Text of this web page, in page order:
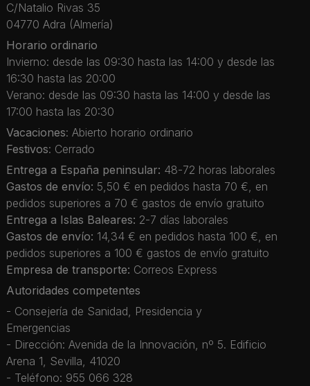
C/Natalio Rivas 35
04770 Adra (Almería)
Horario ordinario
Invierno: desde las 09:30 hasta las 14:00 y desde las
16:30 hasta las 20:00
Verano: desde las 09:30 hasta las 14:00 y desde las
17:00 hasta las 20:30
Vacaciones: Abierto horario ordinario
Festivos: Cerrado
Entrega a España peninsular: 48-72 horas laborales
Gastos de envío: 5,50 € en pedidos hasta 70 €, en
pedidos superiores a 70 € gastos de envío gratuito
Entrega a Islas Baleares: 2-7 días laborales
Gastos de envío: 14,34 € en pedidos hasta 100 €, en
pedidos superiores a 100 € gastos de envío gratuito
Empresa de transporte: Correos Express
Autoridades competentes
- Consejería de Sanidad, Presidencia y
Emergencias
- Dirección: Avenida de la Innovación, nº 5. Edificio
Arena 1, Sevilla, 41020
- Teléfono: 955 066 328